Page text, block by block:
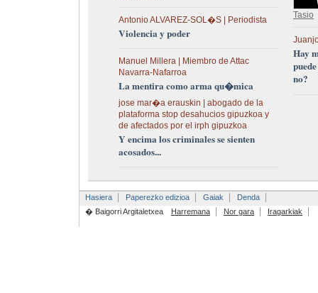
Antonio ALVAREZ-SOL�S | Periodista
Violencia y poder
Manuel Millera | Miembro de Attac
Navarra-Nafarroa
La mentira como arma qu�mica
jose mar�a erauskin | abogado de la
plataforma stop desahucios gipuzkoa y
de afectados por el irph gipuzkoa
Y encima los criminales se sienten
acosados...
Tasio
Hay
no?
Hasiera Paperezko edizioa Gaiak
Denda
� Baigorri Argitaletxea
Harremana Nor gara Iragarkiak